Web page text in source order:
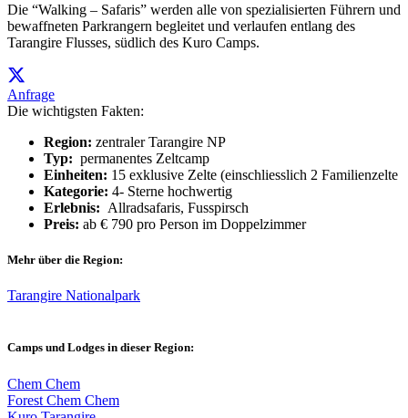
Die “Walking – Safaris” werden alle von spezialisierten Führern und
bewaffneten Parkrangern begleitet und verlaufen entlang des
Tarangire Flusses, südlich des Kuro Camps.
Anfrage
Die wichtigsten Fakten:
Region: zentraler Tarangire NP
Typ: permanentes Zeltcamp
Einheiten: 15 exklusive Zelte (einschliesslich 2 Familienzelte
Kategorie: 4- Sterne hochwertig
Erlebnis: Allradsafaris, Fusspirsch
Preis: ab € 790 pro Person im Doppelzimmer
Mehr über die Region:
Tarangire Nationalpark
Camps und Lodges in dieser Region:
Chem Chem
Forest Chem Chem